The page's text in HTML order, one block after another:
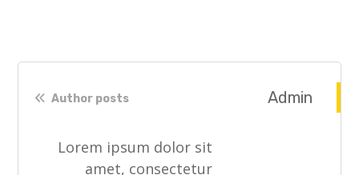
Admin
Author posts
Lorem ipsum dolor sit
amet, consectetur